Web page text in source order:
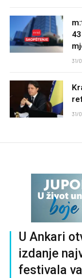
31/
31/
U Ankari
izdanje
festivala